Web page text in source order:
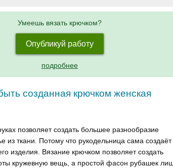
Умеешь вязать крючком?
Опубликуй работу
подробнее
созданная крючком женская
позволяет создать большее разнообразие
из ткани. Потому что рукодельница сама создаёт
изделия. Вязание крючком позволяет создать
кружевную вещь, а простой фасон рубашек